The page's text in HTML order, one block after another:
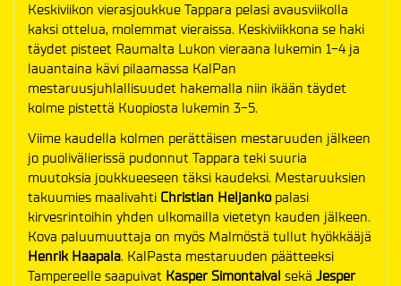
Keskiviikon vierasjoukkue Tappara pelasi avausviikolla
kaksi ottelua, molemmat vieraissa. Keskiviikkona se haki
täydet pisteet Raumalta Lukon vieraana lukemin 1-4 ja
lauantaina kävi pilaamassa KalPan
mestaruusjuhlallisuudet hakemalla niin ikään täydet
kolme pistettä Kuopiosta lukemin 3-5.
Viime kaudella kolmen perättäisen mestaruuden jälkeen
jo puolivälierissä pudonnut Tappara teki suuria
muutoksia joukkueeseen täksi kaudeksi. Mestaruuksien
takuumies maalivahti Christian Heljankopalasi
kirvesrintoihin yhden ulkomailla vietetyn kauden jälkeen.
Kova paluumuuttaja on myös Malmöstä tullut hyökkääjä
Henrik Haapala. KalPasta mestaruuden päätteeksi
Tampereelle saapuivat Kasper Simontaival sekä Jesper